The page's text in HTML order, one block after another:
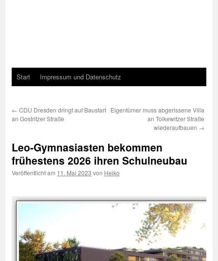
Start Impressum und Datenschutz
← CDU Dresden dringt auf Baustart
an Gostritzer Straße
Eigentümer muss abgerissene Villa
an Tolkewitzer Straße
wiederaufbauen →
Leo-Gymnasiasten bekommen
frühestens 2026 ihren Schulneubau
Veröffentlicht am 11. Mai 2023 von Heiko